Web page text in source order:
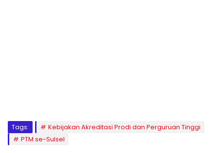
Tags:
Kebijakan Akreditasi Prodi dan Perguruan Tinggi
PTM se-Sulsel